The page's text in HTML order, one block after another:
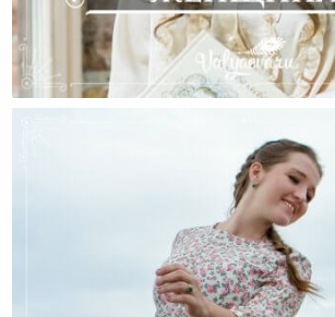
Что И Кому Должна